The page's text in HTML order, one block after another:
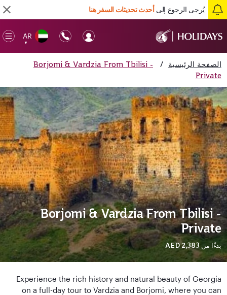
يُرجى الرجوع إلىأحدث تحديثات السفر هنا
AR
▼
الصفحة الرئيسية
/
Borjomi & Vardzia From Tbilisi -
Private
Borjomi & Vardzia From Tbilisi -
Private
بدءًا منAED 2,383
Experience the rich history and natural beauty of Georgia
on a full-day tour to Vardzia and Borjomi, where you can